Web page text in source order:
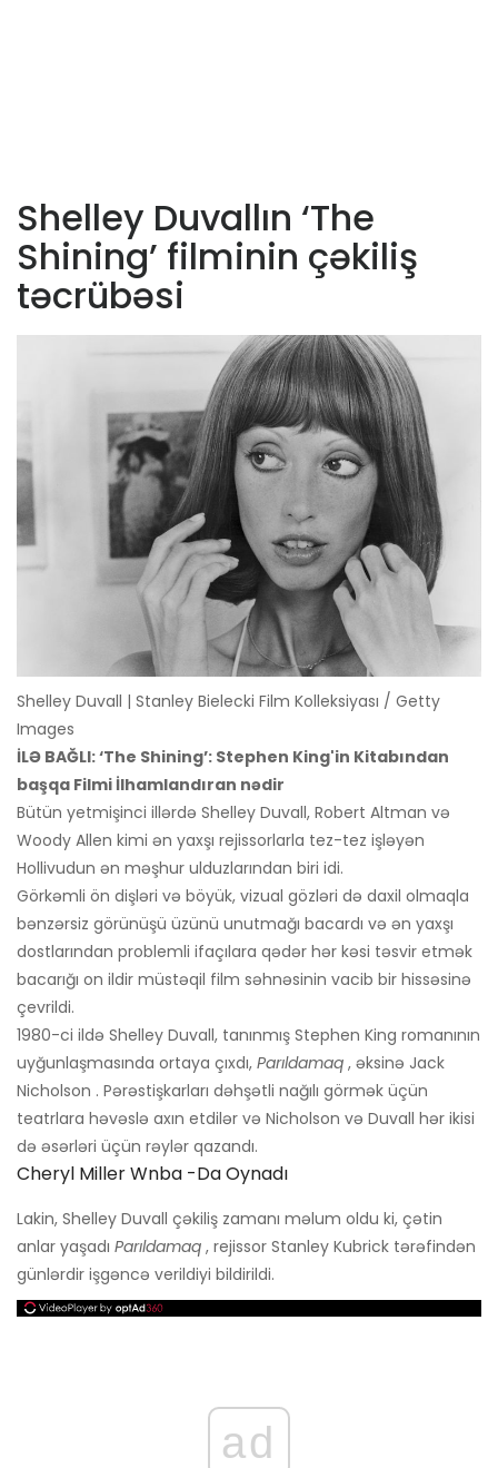
Shelley Duvallın ‘The
Shining’ filminin çəkiliş
təcrübəsi
Shelley Duvall | Stanley Bielecki Film Kolleksiyası / Getty
Images
İLƏ BAĞLI: ‘The Shining’: Stephen King'in Kitabından
başqa Filmi İlhamlandıran nədir
Bütün yetmişinci illərdə Shelley Duvall, Robert Altman və
Woody Allen kimi ən yaxşı rejissorlarla tez-tez işləyən
Hollivudun ən məşhur ulduzlarından biri idi.
Görkəmli ön dişləri və böyük, vizual gözləri də daxil olmaqla
bənzərsiz görünüşü üzünü unutmağı bacardı və ən yaxşı
dostlarından problemli ifaçılara qədər hər kəsi təsvir etmək
bacarığı on ildir müstəqil film səhnəsinin vacib bir hissəsinə
çevrildi.
1980-ci ildə Shelley Duvall, tanınmış Stephen King romanının
uyğunlaşmasında ortaya çıxdı, Parıldamaq , əksinə Jack
Nicholson . Pərəstişkarları dəhşətli nağılı görmək üçün
teatrlara həvəslə axın etdilər və Nicholson və Duvall hər ikisi
də əsərləri üçün rəylər qazandı.
Cheryl Miller Wnba -da Oynadı
Lakin, Shelley Duvall çəkiliş zamanı məlum oldu ki, çətin
anlar yaşadı Parıldamaq , rejissor Stanley Kubrick tərəfindən
günlərdir işgəncə verildiyi bildirildi.
ad